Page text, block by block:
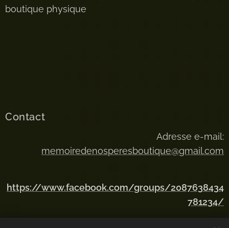
boutique physique
Contact
Adresse e-mail:
memoiredenosperesboutique@gmail.com
https://www.facebook.com/groups/2087638434
781234/